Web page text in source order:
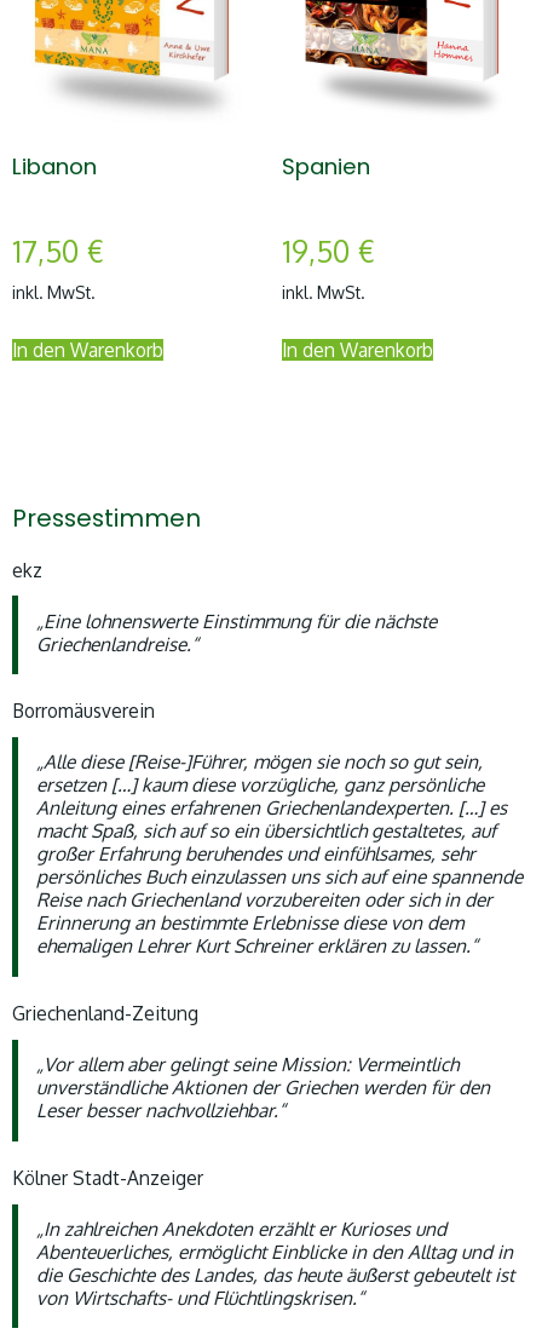
Libanon
17,50 €
inkl. MwSt.
In den Warenkorb
Spanien
19,50 €
inkl. MwSt.
In den Warenkorb
Pressestimmen
ekz
„Eine lohnenswerte Einstimmung für die nächste
Griechenlandreise.“
Borromäusverein
„Alle diese [Reise-]Führer, mögen sie noch so gut sein,
ersetzen […] kaum diese vorzügliche, ganz persönliche
Anleitung eines erfahrenen Griechenlandexperten. […] es
macht Spaß, sich auf so ein übersichtlich gestaltetes, auf
großer Erfahrung beruhendes und einfühlsames, sehr
persönliches Buch einzulassen uns sich auf eine spannende
Reise nach Griechenland vorzubereiten oder sich in der
Erinnerung an bestimmte Erlebnisse diese von dem
ehemaligen Lehrer Kurt Schreiner erklären zu lassen.“
Griechenland-Zeitung
„Vor allem aber gelingt seine Mission: Vermeintlich
unverständliche Aktionen der Griechen werden für den
Leser besser nachvollziehbar.“
Kölner Stadt-Anzeiger
„In zahlreichen Anekdoten erzählt er Kurioses und
Abenteuerliches, ermöglicht Einblicke in den Alltag und in
die Geschichte des Landes, das heute äußerst gebeutelt ist
von Wirtschafts- und Flüchtlingskrisen.“